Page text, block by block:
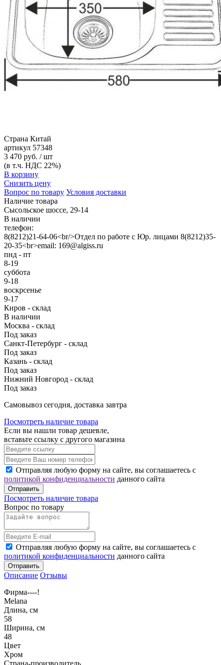
Страна Китай
артикул 57348
3 470 руб. / шт
(в т.ч. НДС 22%)
В корзину
Снизить цену
Вопрос по товару Условия доставки
Наличие товара
Сысольское шоссе, 29-14
В наличии
телефон:
8(8212)21-64-06<br/>Отдел по работе с Юр. лицами 8(8212)35-
20-35<br>email: 169@algiss.ru
пнд - пт
8-19
суббота
9-18
воскрсенье
9-17
Киров - склад
В наличии
Москва - склад
Под заказ
Санкт-Петербург - склад
Под заказ
Казань - склад
Под заказ
Нижний Новгород - склад
Под заказ
Cамовывоз сегодня, доставка завтра
Посмотреть наличие товара
Если вы нашли товар дешевле,
вставьте ссылку с другого магазина
Отправляя любую форму на сайте, вы соглашаетесь с
политикой конфиденциальности данного сайта
Отправить
Посмотреть наличие товара
Вопрос по товару
Отправляя любую форму на сайте, вы соглашаетесь с
политикой конфиденциальности данного сайта
Отправить
Описание Отзывы
Фирма----!
Melana
Длина, см
58
Ширина, см
48
Цвет
Хром